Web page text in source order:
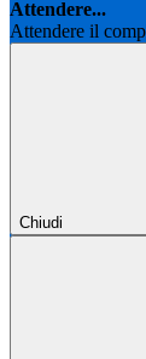
Attendere...
Attendere il
Chiudi